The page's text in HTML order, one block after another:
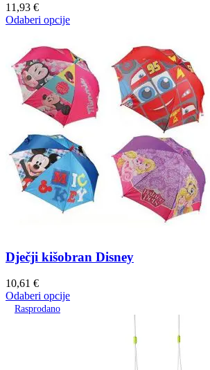
11,93 €
Odaberi opcije
Dječji kišobran Disney
10,61 €
Odaberi opcije
Rasprodano